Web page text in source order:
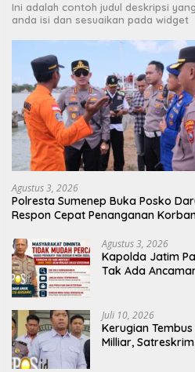
Ini adalah contoh judul deskripsi
anda isi dan sesuaikan pada widget
Agustus 3, 2026
Polresta Sumenep Buka Posko
Respon Cepat Penanganan
Agustus 3, 2026
Kapolda Jatim
Tak Ada
Percaya Hoaks
Juli 10, 2026
Kerugian Tembus
Milliar,